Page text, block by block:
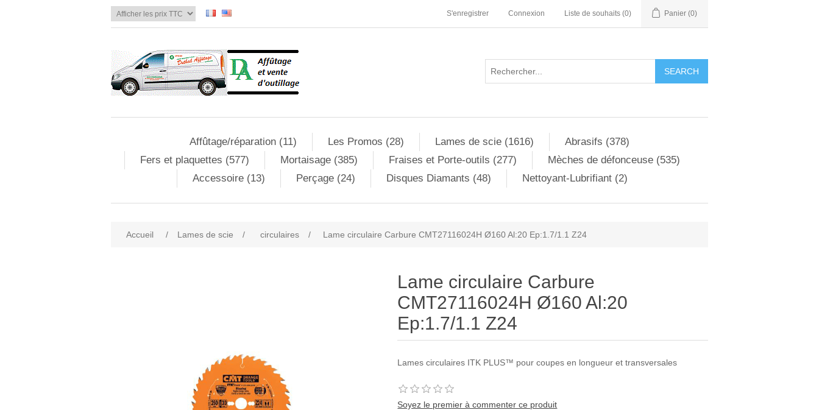
S'enregistrer Connexion Liste de souhaits (0) Panier (0)
Affûtage/réparation (11) Les Promos (28) Lames de scie (1616)
Abrasifs (378)
Fers et plaquettes (577)
Mortaisage (385) Fraises et Porte-outils (277)
Mèches de défonceuse (535)
Accessoire (13)
Perçage (24) Disques Diamants (48) Nettoyant-Lubrifiant (2)
Accueil / Lames de scie / circulaires / Lame circulaire Carbure CMT27116024H Ø160 Al:20 Ep:1.7/1.1 Z24
Lame circulaire Carbure
CMT27116024H Ø160 Al:20
Ep:1.7/1.1 Z24
Lames circulaires ITK PLUS™ pour coupes en longueur et transversales
Soyez le premier à commenter ce produit